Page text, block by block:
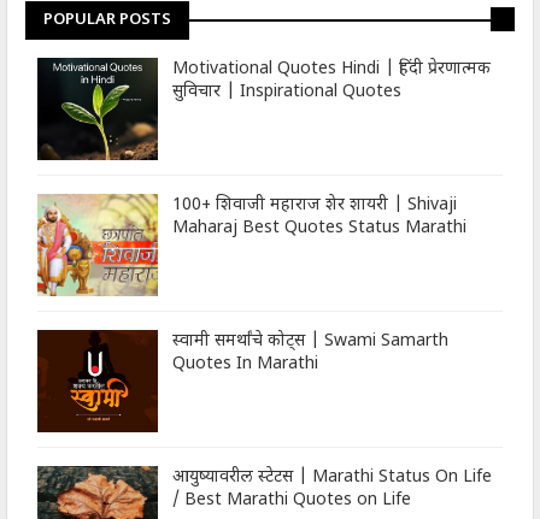
POPULAR POSTS
Motivational Quotes Hindi | हिंदी प्रेरणात्मक
सुविचार | Inspirational Quotes
100+ शिवाजी महाराज शेर शायरी | Shivaji
Maharaj Best Quotes Status Marathi
स्वामी समर्थांचे कोट्स | Swami Samarth
Quotes In Marathi
आयुष्यावरील स्टेटस | Marathi Status On Life
/ Best Marathi Quotes on Life